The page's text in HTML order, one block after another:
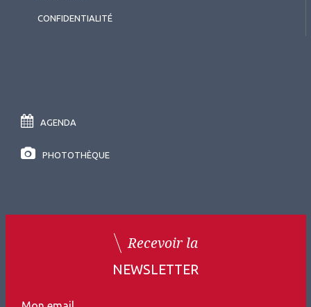
CONFIDENTIALITÉ
AGENDA
PHOTOTHÈQUE
Recevoir la
NEWSLETTER